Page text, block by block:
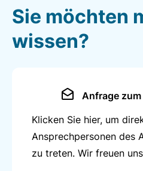
Verantwortung für
Materialbestellung,
Führen eines Berichtsheftes.
Einsatz von
Durchführung von
Sachkundenachweis
Diverse Schulungen, z.B.
Sie möchten
wissen?
Anfrage
Klicken Sie hier, um
Ansprechpersonen des
zu treten. Wir freuen